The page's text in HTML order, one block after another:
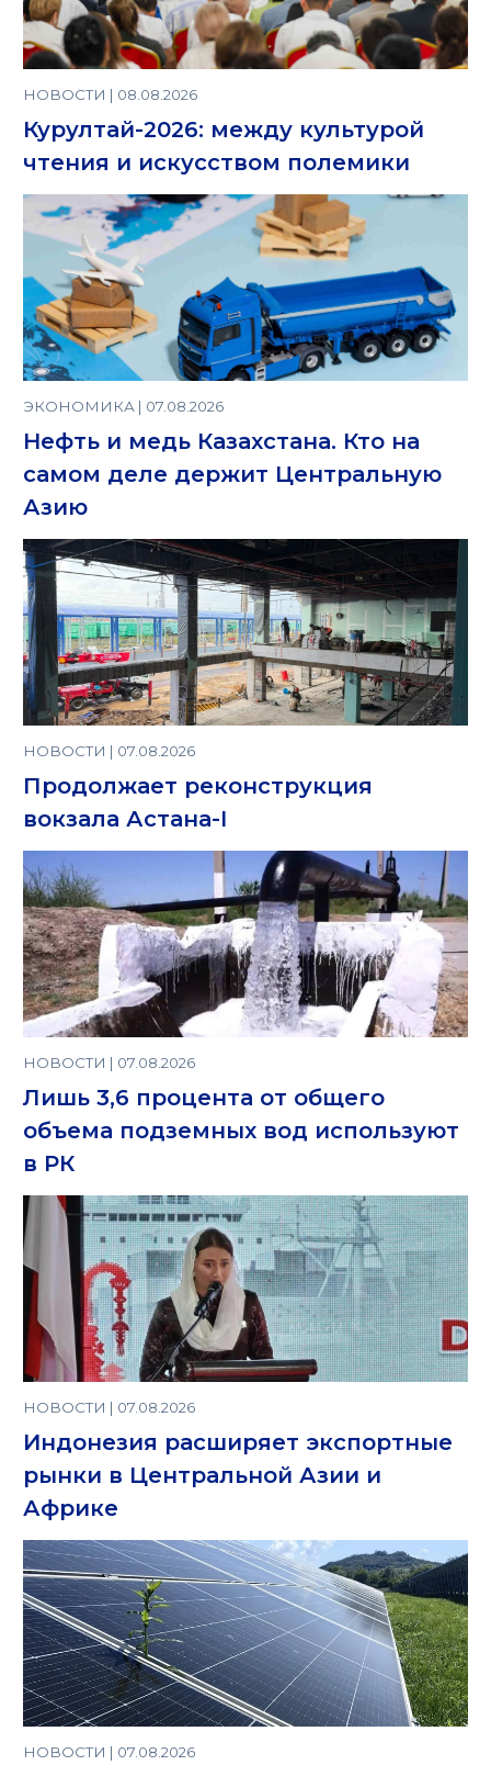
НОВОСТИ | 08.08.2026
Курултай-2026: между культурой
чтения и искусством полемики
ЭКОНОМИКА | 07.08.2026
Нефть и медь Казахстана. Кто на
самом деле держит Центральную
Азию
НОВОСТИ | 07.08.2026
Продолжает реконструкция
вокзала Астана-I
НОВОСТИ | 07.08.2026
Лишь 3,6 процента от общего
объема подземных вод используют
в РК
НОВОСТИ | 07.08.2026
Индонезия расширяет экспортные
рынки в Центральной Азии и
Африке
НОВОСТИ | 07.08.2026